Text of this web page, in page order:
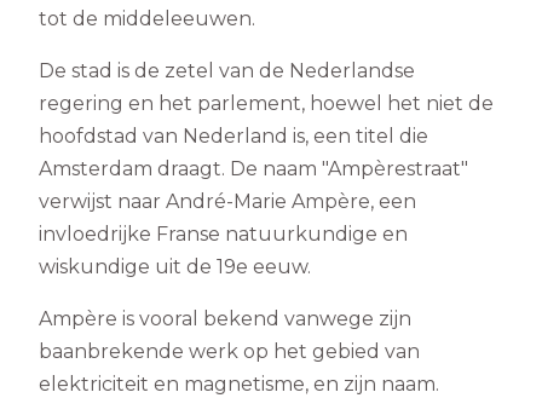
tot de middeleeuwen.
De stad is de zetel van de Nederlandse
regering en het parlement, hoewel het niet de
hoofdstad van Nederland is, een titel die
Amsterdam draagt. De naam "Ampèrestraat"
verwijst naar André-Marie Ampère, een
invloedrijke Franse natuurkundige en
wiskundige uit de 19e eeuw.
Ampère is vooral bekend vanwege zijn
baanbrekende werk op het gebied van
elektriciteit en magnetisme, en zijn naam.